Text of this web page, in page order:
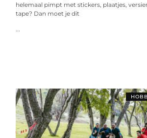
helemaal pimpt met stickers, plaatjes,
tape? Dan moet je dit
...